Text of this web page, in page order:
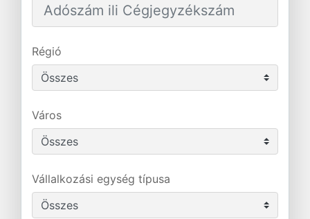
Régió
Város
Vállalkozási egység típusa